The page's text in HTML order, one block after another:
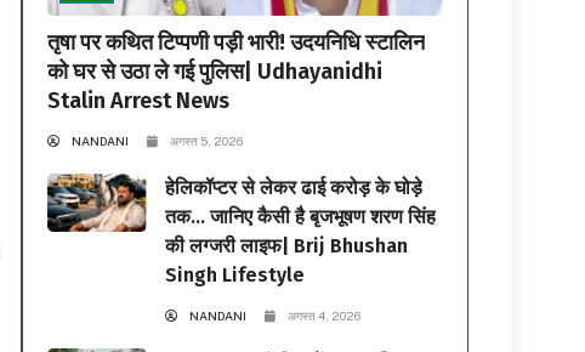
तृषा पर कथित टिप्पणी पड़ी भारी! उदयनिधि स्टालिन
को घर से उठा ले गई पुलिस| Udhayanidhi
Stalin Arrest News
NANDANI अगस्त 5, 2026
हेलिकॉप्टर से लेकर ढाई करोड़ के घोड़े
तक… जानिए कैसी है बृजभूषण शरण सिंह
की लग्जरी लाइफ| Brij Bhushan
Singh Lifestyle
NANDANI अगस्त 4, 2026